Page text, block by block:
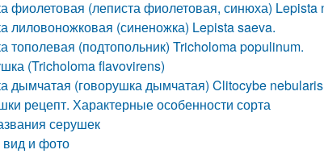
фиолетовая (леписта фиолетовая, синюха) Lepista
лиловоножковая (синеножка) Lepista saeva.
тополевая (подтопольник) Tricholoma populinum.
(Tricholoma flavovirens)
дымчатая (говорушка дымчатая) Clitocybe
рецепт. Характерные особенности сорта
серушек
и фото